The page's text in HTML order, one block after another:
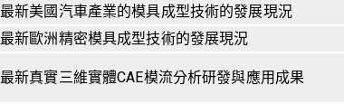
最新美國汽車產業的模具成型技術的發展現況
最新歐洲精密模具成型技術的發展現況
最新真實三維實體CAE模流分析研發與應用成果